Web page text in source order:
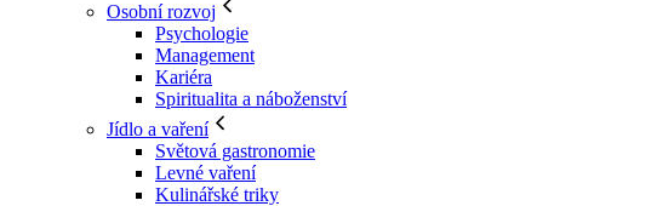
Osobní rozvoj
Psychologie
Management
Kariéra
Spiritualita a náboženství
Jídlo a vaření
Světová gastronomie
Levné vaření
Kulinářské triky